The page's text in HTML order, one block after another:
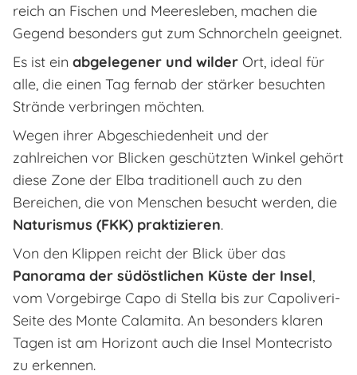
reich an Fischen und Meeresleben, machen die
Gegend besonders gut zum Schnorcheln geeignet.
Es ist ein abgelegener und wilder Ort, ideal für
alle, die einen Tag fernab der stärker besuchten
Strände verbringen möchten.
Wegen ihrer Abgeschiedenheit und der
zahlreichen vor Blicken geschützten Winkel gehört
diese Zone der Elba traditionell auch zu den
Bereichen, die von Menschen besucht werden, die
Naturismus (FKK) praktizieren.
Von den Klippen reicht der Blick über das
Panorama der südöstlichen Küste der Insel,
vom Vorgebirge Capo di Stella bis zur Capoliveri-
Seite des Monte Calamita. An besonders klaren
Tagen ist am Horizont auch die Insel Montecristo
zu erkennen.